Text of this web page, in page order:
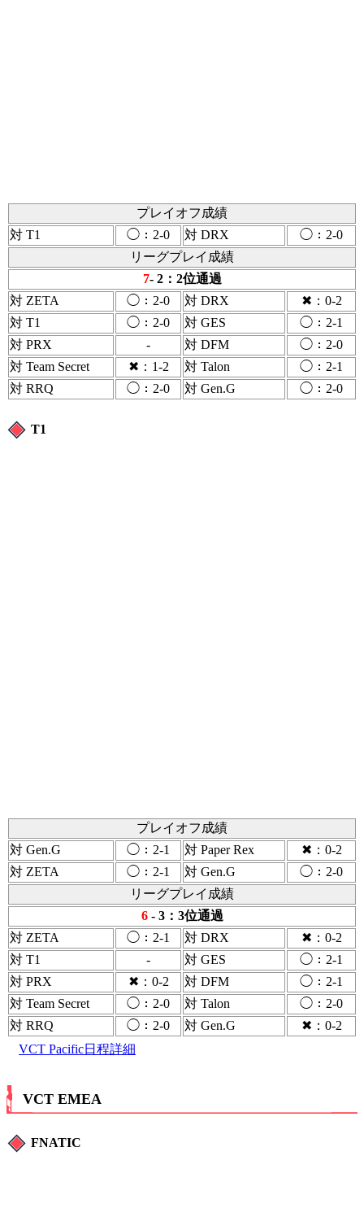
プレイオフ成績
対 T1
◯：2-0 対 DRX
◯：2-0
リーグプレイ成績
7- 2：2位通過
対 ZETA
◯：2-0 対 DRX
✖：0-2
対 T1
◯：2-0 対 GES
◯：2-1
対 PRX
- 対 DFM
◯：2-0
対 Team Secret
✖：1-2 対 Talon
◯：2-1
対 RRQ
◯：2-0 対 Gen.G ◯：2-0
T1
プレイオフ成績
対 Gen.G
◯：2-1 対 Paper Rex
✖：0-2
対 ZETA
◯：2-1 対 Gen.G
◯：2-0
リーグプレイ成績
6- 3：3位通過
対 ZETA
◯：2-1 対 DRX
✖：0-2
対 T1
- 対 GES
◯：2-1
対 PRX
✖：0-2 対 DFM
◯：2-1
対 Team Secret
◯：2-0 対 Talon
◯：2-0
対 RRQ
◯：2-0 対 Gen.G
✖：0-2
VCT Pacific日程詳細
VCT EMEA
FNATIC